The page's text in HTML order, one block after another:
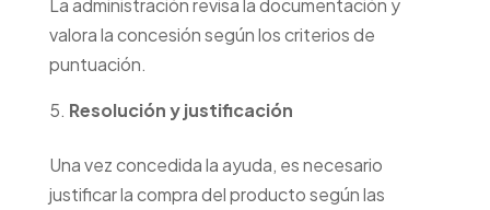
La administración revisa la documentación y
valora la concesión según los criterios de
puntuación.
Resolución y justificación
Una vez concedida la ayuda, es necesario
justificar la compra del producto según las